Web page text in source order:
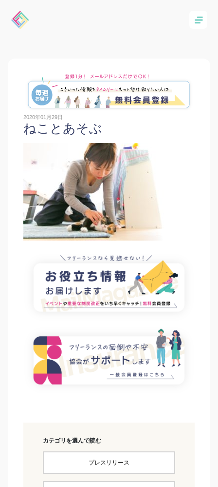
2020年01月29日
ねことあそぶ
カテゴリを選んで読む
プレスリリース